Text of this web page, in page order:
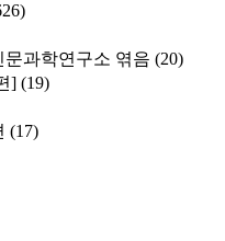
문과학연구소 엮음 (20)
] (19)
(17)